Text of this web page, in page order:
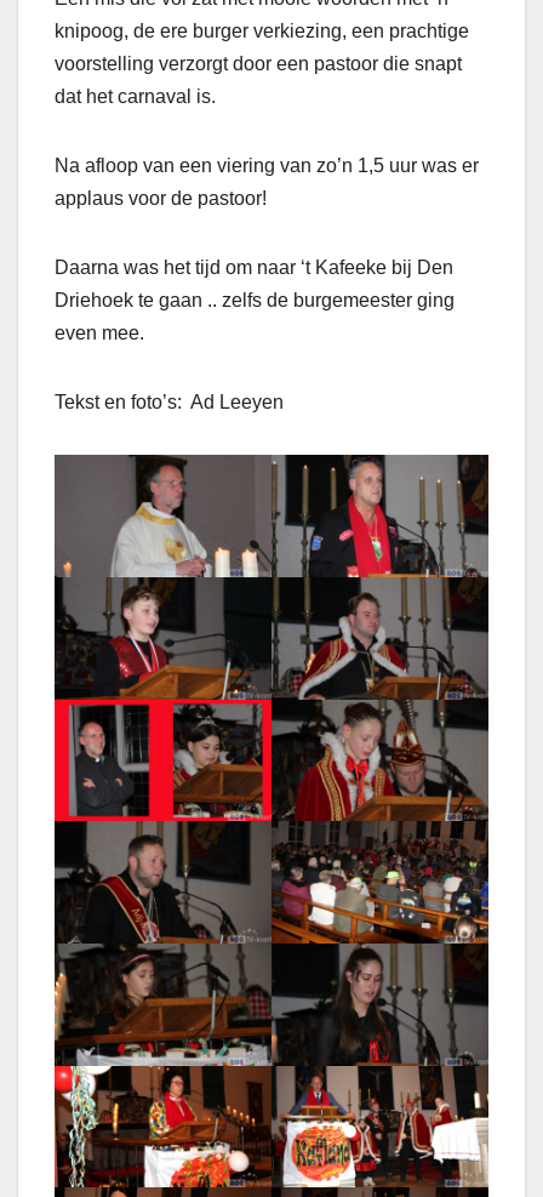
knipoog, de ere burger verkiezing, een prachtige
voorstelling verzorgt door een pastoor die snapt
dat het carnaval is.
Na afloop van een viering van zo’n 1,5 uur was er
applaus voor de pastoor!
Daarna was het tijd om naar ‘t Kafeeke bij Den
Driehoek te gaan .. zelfs de burgemeester ging
even mee.
Tekst en foto’s: Ad Leeyen